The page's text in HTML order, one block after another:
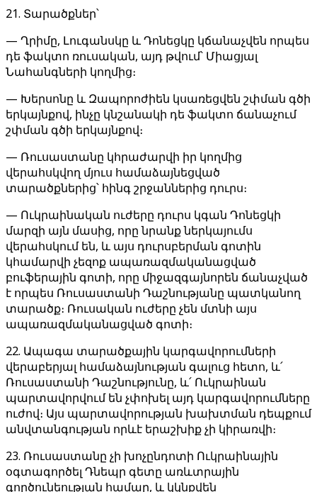
21. Տարածքներ՝
— Ղրիմը, Լուգանսկը և Դոնեցկը կճանաչվեն որպես
դե ֆակտո ռուսական, այդ թվում՝ Միացյալ
Նահանգների կողմից։
— Խերսոնը և Զապորոժիեն կսառեցվեն շփման գծի
երկայնքով, ինչը կնշանակի դե ֆակտո ճանաչում
շփման գծի երկայնքով։
— Ռուսաստանը կհրաժարվի իր կողմից
վերահսկվող մյուս համաձայնեցված
տարածքներից՝ հինգ շրջաններից դուրս։
— Ուկրաինական ուժերը դուրս կգան Դոնեցկի
մարզի այն մասից, որը նրանք ներկայումս
վերահսկում են, և այս դուրսբերման գոտին
կհամարվի չեզոք ապառազմականացված
բուֆերային գոտի, որը միջազգայնորեն ճանաչված
է որպես Ռուսաստանի Դաշնությանը պատկանող
տարածք։ Ռուսական ուժերը չեն մտնի այս
ապառազմականացված գոտի։
22. Ապագա տարածքային կարգավորումների
վերաբերյալ համաձայնության գալուց հետո, և՛
Ռուսաստանի Դաշնությունը, և՛ Ուկրաինան
պարտավորվում են չփոխել այդ կարգավորումները
ուժով։ Այս պարտավորության խախտման դեպքում
անվտանգության որևէ երաշխիք չի կիրառվի։
23. Ռուսաստանը չի խոչընդոտի Ուկրաինային
օգտագործել Դնեպր գետը առևտրային
գործունեության համար, և կկնքվեն